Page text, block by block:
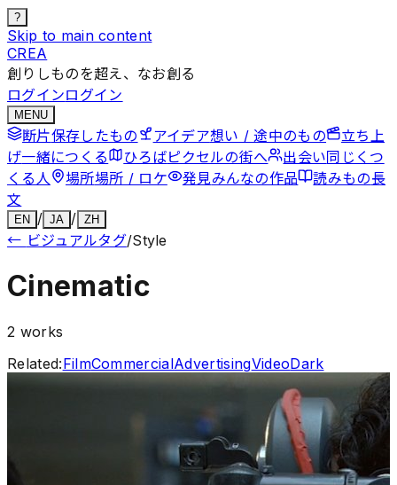
?
Skip to main content
CREA
創りしものを超え、なお創る
ログインログイン
MENU
断片保存したもの アイデア想い / 途中のもの
立ち上
げ一緒につくる ひろばピクセルの街へ 出会い同じくつ
くる人
場所場所 / ロケ 発見みんなの作品 読みもの長
文
EN / JA / ZH
← ビジュアルタグ/Style
Cinematic
2 works
Related:FilmCommercialAdvertisingVideoDark